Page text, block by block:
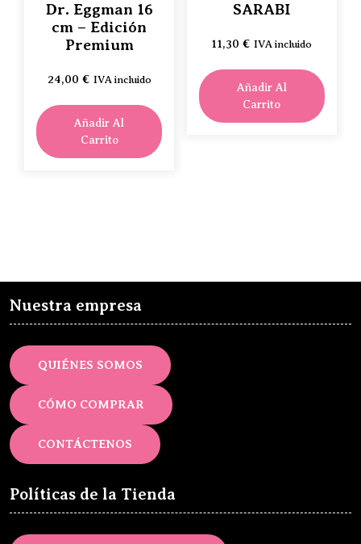
Dr. Eggman 16
cm – Edición
Premium
24,00 € IVA incluido
Añadir Al
Carrito
SARABI
11,30€ IVA incluido
Añadir Al
Carrito
Nuestra empresa
QUIÉNES SOMOS
CÓMO COMPRAR
CONTÁCTENOS
Políticas de la Tienda